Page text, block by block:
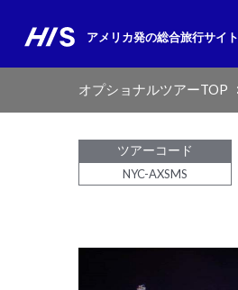
アメリカ発の総合旅行サイト
オプショナルツアーTOP
ツアーコード
NYC-AXSMS